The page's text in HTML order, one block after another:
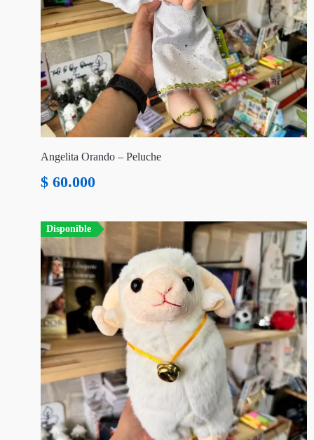
Angelita Orando – Peluche
$ 60.000
Disponible